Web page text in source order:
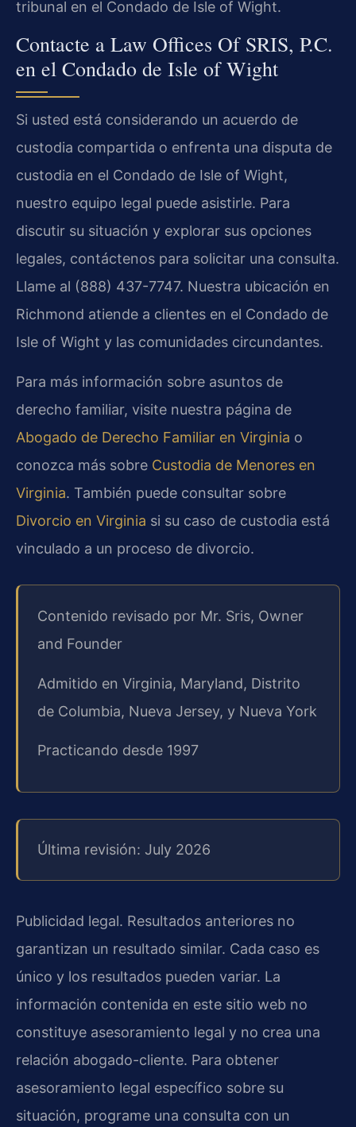
tribunal en el Condado de Isle of Wight.
Contacte a Law Offices Of SRIS, P.C.
en el Condado de Isle of Wight
Si usted está considerando un acuerdo de
custodia compartida o enfrenta una disputa de
custodia en el Condado de Isle of Wight,
nuestro equipo legal puede asistirle. Para
discutir su situación y explorar sus opciones
legales, contáctenos para solicitar una consulta.
Llame al (888) 437-7747. Nuestra ubicación en
Richmond atiende a clientes en el Condado de
Isle of Wight y las comunidades circundantes.
Para más información sobre asuntos de
derecho familiar, visite nuestra página de
Abogado de Derecho Familiar en Virginia o
conozca más sobre Custodia de Menores en
Virginia. También puede consultar sobre
Divorcio en Virginia si su caso de custodia está
vinculado a un proceso de divorcio.
Contenido revisado por Mr. Sris, Owner
and Founder
Admitido en Virginia, Maryland, Distrito
de Columbia, Nueva Jersey, y Nueva York
Practicando desde 1997
Última revisión: July 2026
Publicidad legal. Resultados anteriores no
garantizan un resultado similar. Cada caso es
único y los resultados pueden variar. La
información contenida en este sitio web no
constituye asesoramiento legal y no crea una
relación abogado-cliente. Para obtener
asesoramiento legal específico sobre su
situación, programe una consulta con un